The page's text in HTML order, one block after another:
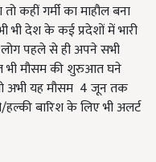
कहीं गर्मी का माहौल बना
भी देश के कई प्रदेशों में भारी
पहले से ही अपने सभी
भी मौसम की शुरुआत घने
अभी यह मौसम 4 जून तक
बारिश के लिए भी अलर्ट